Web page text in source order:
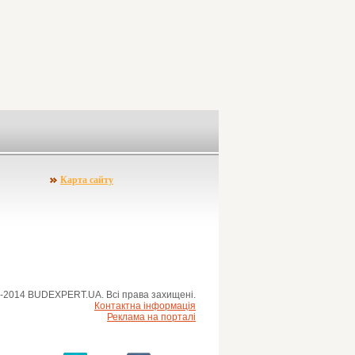
Карта сайту
BUDEXPERT.UA. Всі права захищені.
Контактна інформація
Реклама на порталі